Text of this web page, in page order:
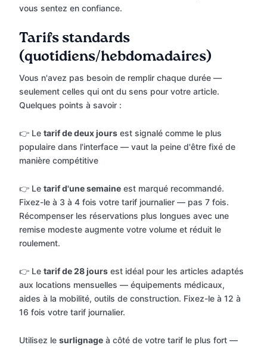
vous sentez en confiance.
Tarifs standards
(quotidiens/hebdomadaires)
Vous n'avez pas besoin de remplir chaque durée —
seulement celles qui ont du sens pour votre article.
Quelques points à savoir :
👉 Le tarif de deux jours est signalé comme le plus
populaire dans l'interface — vaut la peine d'être fixé de
manière compétitive
👉 Le tarif d'une semaine est marqué recommandé.
Fixez-le à 3 à 4 fois votre tarif journalier — pas 7 fois.
Récompenser les réservations plus longues avec une
remise modeste augmente votre volume et réduit le
roulement.
👉 Le tarif de 28 jours est idéal pour les articles adaptés
aux locations mensuelles — équipements médicaux,
aides à la mobilité, outils de construction. Fixez-le à 12 à
16 fois votre tarif journalier.
Utilisez le surlignage à côté de votre tarif le plus fort —